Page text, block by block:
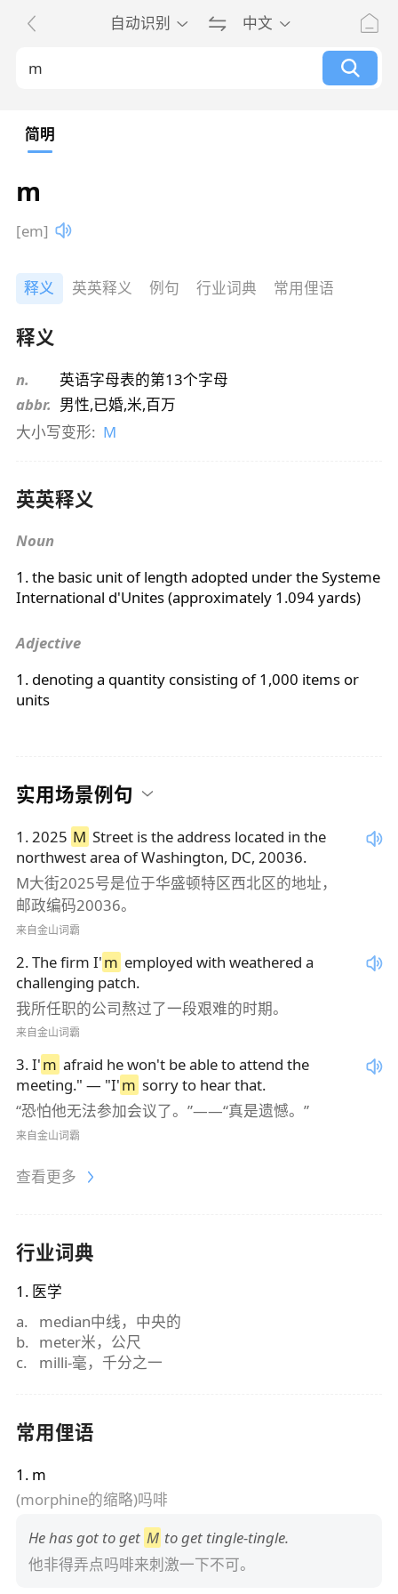
自动识别 中文
简明
m
[em]
释义 英英释义 例句 行业词典 常用俚语
释义
n.
英语字母表的第13个字母
abbr. 男性,已婚,米,百万
大小写变形: M
英英释义
Noun
1. the basic unit of length adopted under the Systeme
International d'Unites (approximately 1.094 yards)
Adjective
1. denoting a quantity consisting of 1,000 items or
units
实用场景例句
1 .2025 M Street is the address located in the
northwest area of Washington, DC, 20036.
M大街2025号是位于华盛顿特区西北区的地址，
邮政编码20036。
来自金山词霸
2.The firm I'm employed with weathered a
challenging patch.
我所任职的公司熬过了一段艰难的时期。
来自金山词霸
3.I'm afraid he won't be able to attend the
meeting." — "I'm sorry to hear that.
“恐怕他无法参加会议了。”——“真是遗憾。”
来自金山词霸
查看更多
行业词典
1 . 医学
a.
median中线，中央的
b. meter米，公尺
c. milli-毫，千分之一
常用俚语
1 . m
(morphine的缩略)吗啡
He has got to get M to get tingle-tingle.
他非得弄点吗啡来刺激一下不可。